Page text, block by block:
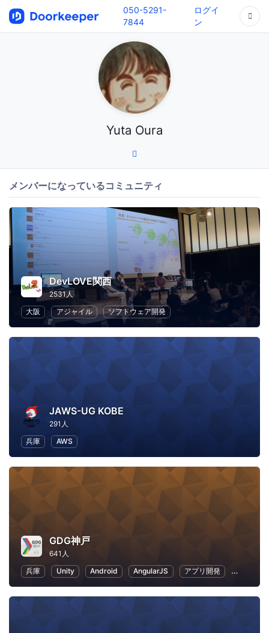
050-5291-
7844
ログイ
ン
Yuta Oura
メンバーになっているコミュニティ
DevLOVE関西
2531人
大阪
アジャイル ソフトウェア開発
JAWS-UG KOBE
291人
兵庫
AWS
GDG神戸
641人
兵庫
Unity Android AngularJS アプリ開発 VR